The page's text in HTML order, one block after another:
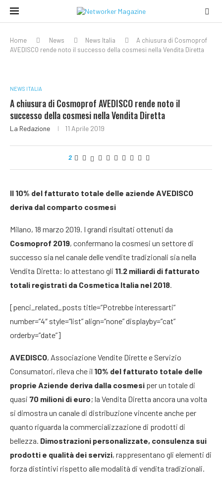
Home News News Italia
A chiusura di Cosmoprof
AVEDISCO rende noto il successo della cosmesi nella Vendita Diretta
NEWS ITALIA
A chiusura di Cosmoprof AVEDISCO rende noto il
successo della cosmesi nella Vendita Diretta
La Redazione 11 Aprile 2019
2
Il 10% del fatturato totale delle aziende AVEDISCO
deriva dal comparto cosmesi
Milano, 18 marzo 2019. I grandi risultati ottenuti da
Cosmoprof 2019, confermano la cosmesi un settore di
successo sia nel canale delle vendite tradizionali sia nella
Vendita Diretta: lo attestano gli 11.2 miliardi di fatturato
totali registrati da Cosmetica Italia nel 2018.
[penci_related_posts title=”Potrebbe interessarti”
number=”4″ style=”list” align=”none” displayby=”cat”
orderby=”date”]
AVEDISCO, Associazione Vendite Dirette e Servizio
Consumatori, rileva che il 10% del fatturato totale delle
proprie Aziende deriva dalla cosmesi per un totale di
quasi 70 milioni di euro; la Vendita Diretta ancora una volta
si dimostra un canale di distribuzione vincente anche per
quanto riguarda la commercializzazione di prodotti di
bellezza. Dimostrazioni personalizzate, consulenza sui
prodotti e qualità dei servizi, rappresentano gli elementi di
forza distintivi rispetto alle modalità di vendita tradizionali.